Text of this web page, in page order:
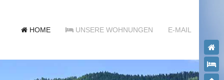
HOME UNSERE WOHNUNGEN E-MAIL